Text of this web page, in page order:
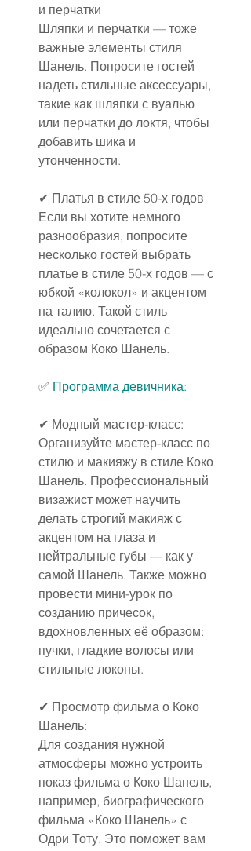
и перчатки
Шляпки и перчатки — тоже
важные элементы стиля
Шанель. Попросите гостей
надеть стильные аксессуары,
такие как шляпки с вуалью
или перчатки до локтя, чтобы
добавить шика и
утонченности.
✔ Платья в стиле 50-х годов
Если вы хотите немного
разнообразия, попросите
несколько гостей выбрать
платье в стиле 50-х годов — с
юбкой «колокол» и акцентом
на талию. Такой стиль
идеально сочетается с
образом Коко Шанель.
✅ Программа девичника:
✔ Модный мастер-класс:
Организуйте мастер-класс по
стилю и макияжу в стиле Коко
Шанель. Профессиональный
визажист может научить
делать строгий макияж с
акцентом на глаза и
нейтральные губы — как у
самой Шанель. Также можно
провести мини-урок по
созданию причесок,
вдохновленных её образом:
пучки, гладкие волосы или
стильные локоны.
✔ Просмотр фильма о Коко
Шанель:
Для создания нужной
атмосферы можно устроить
показ фильма о Коко Шанель,
например, биографического
фильма «Коко Шанель» с
Одри Тоту. Это поможет вам